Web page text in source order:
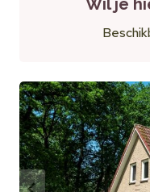
Bezoekers waarderen
van comfort en
Praktische
Huisdieren:Niet
Toegankelijkheid:
Wil je